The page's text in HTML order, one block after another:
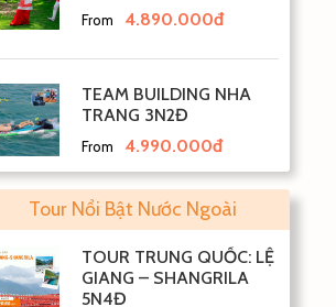
From 4.890.000đ
TEAM BUILDING NHA
TRANG 3N2Đ
From 4.990.000đ
Tour Nổi Bật Nước Ngoài
TOUR TRUNG QUỐC: LỆ
GIANG – SHANGRILA
5N4Đ